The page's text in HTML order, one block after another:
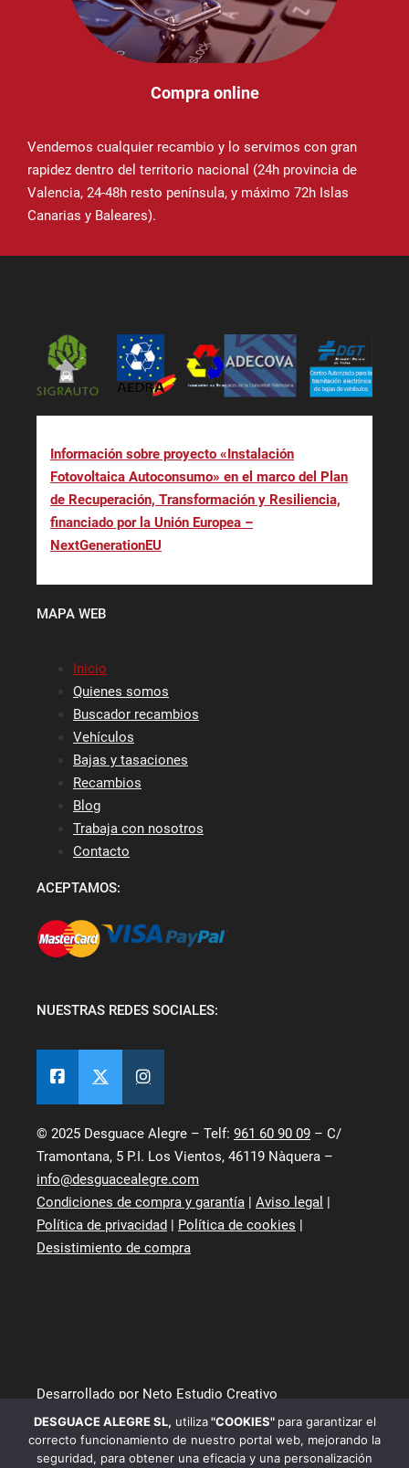
Compra online
Vendemos cualquier recambio y lo servimos con gran
rapidez dentro del territorio nacional (24h provincia de
Valencia, 24-48h resto península, y máximo 72h Islas
Canarias y Baleares).
Información sobre proyecto «Instalación
Fotovoltaica Autoconsumo» en el marco del Plan
de Recuperación, Transformación y Resiliencia,
financiado por la Unión Europea –
NextGenerationEU
MAPA WEB
Inicio
Quienes somos
Buscador recambios
Vehículos
Bajas y tasaciones
Recambios
Blog
Trabaja con nosotros
Contacto
ACEPTAMOS:
NUESTRAS REDES SOCIALES:
© 2025 Desguace Alegre – Telf: 961 60 90 09 – C/
Tramontana, 5 P.I. Los Vientos, 46119 Nàquera –
info@desguacealegre.com
Condiciones de compra y garantía | Aviso legal |
Política de privacidad | Política de cookies |
Desistimiento de compra
Desarrollado por Neto Estudio Creativo
DESGUACE ALEGRE SL, utiliza"COOKIES" para garantizar el
correcto funcionamiento de nuestro portal web, mejorando la
seguridad, para obtener una eficacia y una personalización